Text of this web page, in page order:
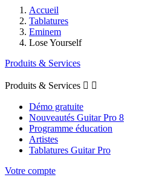
Accueil
Tablatures
Eminem
Lose Yourself
Produits & Services
Produits & Services  
Démo gratuite
Nouveautés Guitar Pro 8
Programme éducation
Artistes
Tablatures Guitar Pro
Votre compte